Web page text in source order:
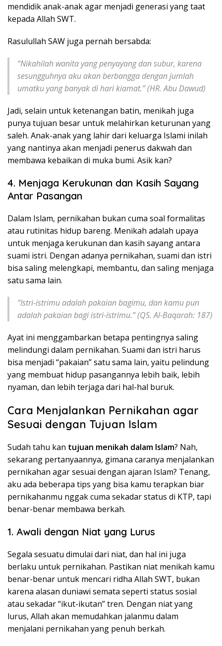
mendidik anak-anak agar menjadi generasi yang taat
kepada Allah SWT.
Rasulullah SAW juga pernah bersabda:
“Nikahilah wanita yang penyayang dan subur, karena
sesungguhnya aku akan berbangga dengan jumlah
umatku yang banyak di hari kiamat.”(HR. Abu Dawud)
Jadi, selain untuk ketenangan batin, menikah juga
punya tujuan besar untuk melahirkan keturunan yang
saleh. Anak-anak yang lahir dari keluarga Islami inilah
yang nantinya akan menjadi penerus dakwah dan
membawa kebaikan di muka bumi. Asik kan?
4. Menjaga Kerukunan dan Kasih Sayang
Antar Pasangan
Dalam Islam, pernikahan bukan cuma soal formalitas
atau rutinitas hidup bareng. Menikah adalah upaya
untuk menjaga kerukunan dan kasih sayang antara
suami istri. Dengan adanya pernikahan, suami dan istri
bisa saling melengkapi, membantu, dan saling menjaga
satu sama lain.
“Istri-istrimu adalah pakaian bagimu, dan kamu pun
adalah pakaian bagi istri-istrimu.”(QS. Al-Baqarah: 187)
Ayat ini menggambarkan betapa pentingnya saling
melindungi dalam pernikahan. Suami dan istri harus
bisa menjadi “pakaian” satu sama lain, yaitu pelindung
yang membuat hidup pasangannya lebih baik, lebih
nyaman, dan lebih terjaga dari hal-hal buruk.
Cara Menjalankan Pernikahan agar
Sesuai dengan Tujuan Islam
Sudah tahu kan tujuan menikah dalam Islam? Nah,
sekarang pertanyaannya, gimana caranya menjalankan
pernikahan agar sesuai dengan ajaran Islam? Tenang,
aku ada beberapa tips yang bisa kamu terapkan biar
pernikahanmu nggak cuma sekadar status di KTP, tapi
benar-benar membawa berkah.
1. Awali dengan Niat yang Lurus
Segala sesuatu dimulai dari niat, dan hal ini juga
berlaku untuk pernikahan. Pastikan niat menikah kamu
benar-benar untuk mencari ridha Allah SWT, bukan
karena alasan duniawi semata seperti status sosial
atau sekadar “ikut-ikutan” tren. Dengan niat yang
lurus, Allah akan memudahkan jalanmu dalam
menjalani pernikahan yang penuh berkah.